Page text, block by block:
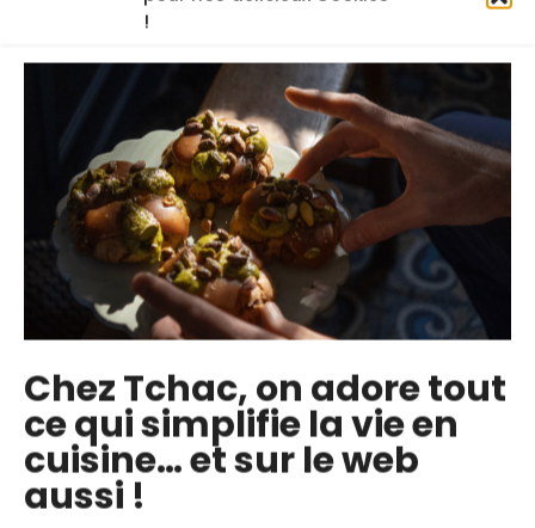
!
Chez Tchac, on adore tout
ce qui simplifie la vie en
cuisine… et sur le web
aussi !
Les cours en ligne du chef
Pâte feuilletée : la
recette facile et
inratable
Apprenez à préparer
Comment utiliser
une poche à douille
Découvrez toutes les